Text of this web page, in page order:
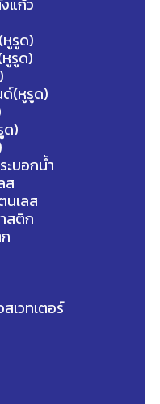
แก้ว
รูด)
รูด)
(หูรูด)
ด)
ะบอกน้ำ
ส
นเลส
สติก
เวทเตอร์